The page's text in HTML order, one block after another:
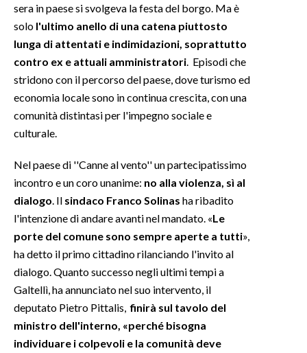
#CARAUNIONE
3 MINUTI CON
INSULARITÀ
INFO AZIENDE
ABBONATI
PUBBLICITÀ
SPIAGGE
STORE
sera in paese si svolgeva la festa del borgo. Ma è
solo l'ultimo anello di una catena piuttosto
lunga di attentati e indimidazioni, soprattutto
contro ex e attuali amministratori . Episodi che
stridono con il percorso del paese, dove turismo ed
economia locale sono in continua crescita, con una
comunità distintasi per l'impegno sociale e
culturale.
Nel paese di ''Canne al vento'' un partecipatissimo
incontro e un coro unanime: no alla violenza, sì al
dialogo . Il sindaco Franco Solinas ha ribadito
l'intenzione di andare avanti nel mandato. «Le
porte del comune sono sempre aperte a tutti»,
ha detto il primo cittadino rilanciando l'invito al
dialogo. Quanto successo negli ultimi tempi a
Galtellì, ha annunciato nel suo intervento, il
deputato Pietro Pittalis, finirà sul tavolo del
ministro dell'interno, «perché bisogna
individuare i colpevoli e la comunità deve